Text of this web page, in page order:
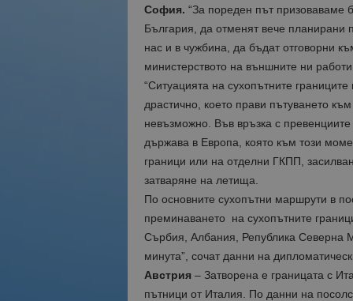
София. “За пореден път призоваваме
България, да отменят вече планирани
нас и в чужбина, да бъдат отговорни
министерството на външните ни работи.
“Ситуацията на сухопътните
драстично, което прави пътуването
невъзможно. Във връзка с
държава в Европа, която към този
граници или на отделни ГКПП,
затваряне на летища.
По основните сухопътни маршрути в
преминаването на сухопътните
Сърбия, Албания, Република Северна
минута”, сочат данни на
Австрия – Затворена е границата с
пътници от Италия. По данни на